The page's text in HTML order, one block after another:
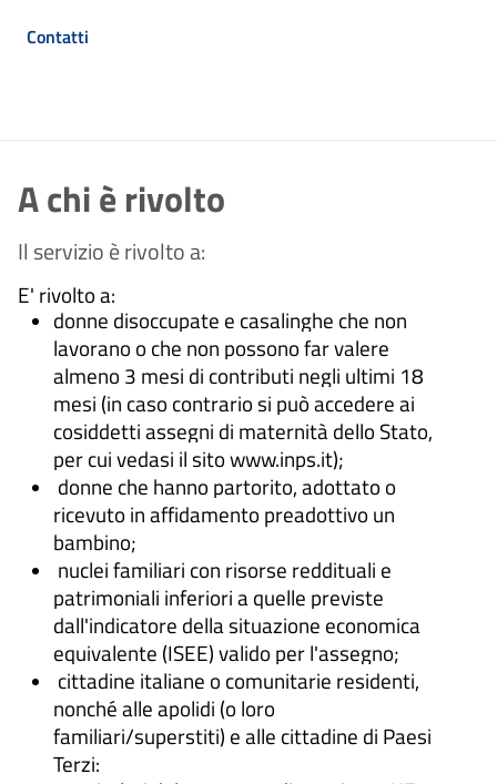
Contatti
A chi è rivolto
Il servizio è rivolto a:
E' rivolto a:
donne disoccupate e casalinghe che non
lavorano o che non possono far valere
almeno 3 mesi di contributi negli ultimi 18
mesi (in caso contrario si può accedere ai
cosiddetti assegni di maternità dello Stato,
per cui vedasi il sito www.inps.it);
donne che hanno partorito, adottato o
ricevuto in affidamento preadottivo un
bambino;
nuclei familiari con risorse reddituali e
patrimoniali inferiori a quelle previste
dall'indicatore della situazione economica
equivalente (ISEE) valido per l'assegno;
cittadine italiane o comunitarie residenti,
nonché alle apolidi (o loro
familiari/superstiti) e alle cittadine di Paesi
Terzi: